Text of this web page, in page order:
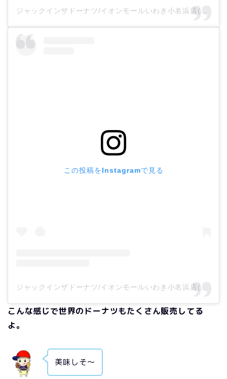
この投稿をInstagramで見る
こんな感じで世界のドーナツもたくさん販売してる
よ。
美味しそ～